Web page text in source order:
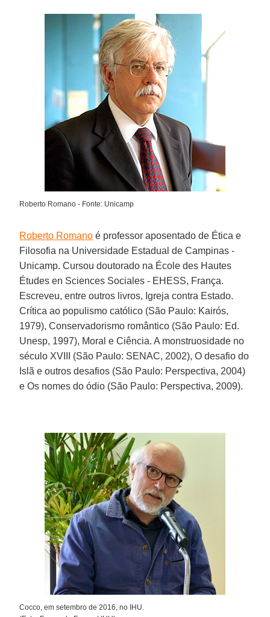
Roberto Romano - Fonte: Unicamp
Roberto Romano é professor aposentado de Ética e
Filosofia na Universidade Estadual de Campinas -
Unicamp. Cursou doutorado na École des Hautes
Études en Sciences Sociales - EHESS, França.
Escreveu, entre outros livros, Igreja contra Estado.
Crítica ao populismo católico (São Paulo: Kairós,
1979), Conservadorismo romântico (São Paulo: Ed.
Unesp, 1997), Moral e Ciência. A monstruosidade no
século XVIII (São Paulo: SENAC, 2002), O desafio do
Islã e outros desafios (São Paulo: Perspectiva, 2004)
e Os nomes do ódio (São Paulo: Perspectiva, 2009).
Cocco, em setembro de 2016, no IHU.